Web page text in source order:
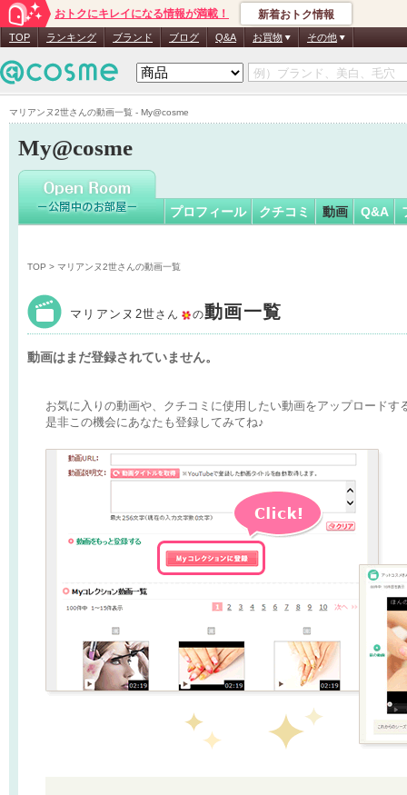
マリアンヌ2世さんの動画一覧 - My@cosme
おトクにキレイになる情報が満載！ 新着おトク情報
TOP ランキング ブランド ブログ Q&A お買物 その他
My@cosme
マリアン
プロフィール クチコミ 動画 Q&A
TOP > マリアンヌ2世さんの動画一覧
マリアンヌ2世さん の動画一覧
動画はまだ登録されていません。
お気に入りの動画や、クチコミに使用したい動画をアップロードす
是非この機会にあなたも登録してみてね♪